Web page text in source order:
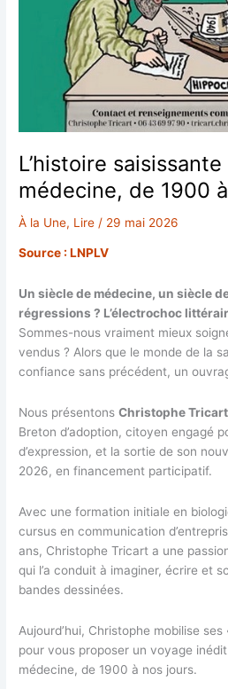
L’histoire
médecine, de 1900
À la Une, Lire / 29 mai 2026
Source : LNPLV
Un siècle de médecine, un siècle
régressions ? L’électrochoc
Sommes-nous vraiment mieux
vendus ? Alors que le monde de la
confiance sans précédent, un
Nous présentonsChristophe Tricart
Breton d’adoption, citoyen engagé
d’expression, et la sortie de son
2026, en financement participatif.
Avec une formation initiale en
cursus en communication
ans, Christophe Tricart a une
qui l’a conduit à imaginer, écrire et
bandes dessinées.
Aujourd’hui, Christophe mobilise
pour vous proposer un voyage
médecine, de 1900 à nos jours.